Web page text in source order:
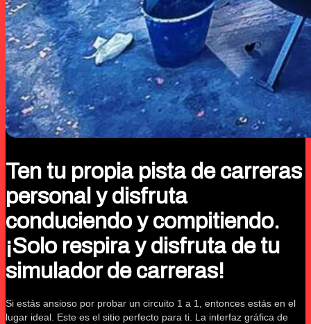
Ten tu propia pista de carreras
personal y disfruta
conduciendo y compitiendo.
¡Solo respira y disfruta de tu
simulador de carreras!
Si estás ansioso por probar un circuito 1 a 1, entonces estás en el
lugar ideal. Este es el sitio perfecto para ti. La interfaz gráfica de